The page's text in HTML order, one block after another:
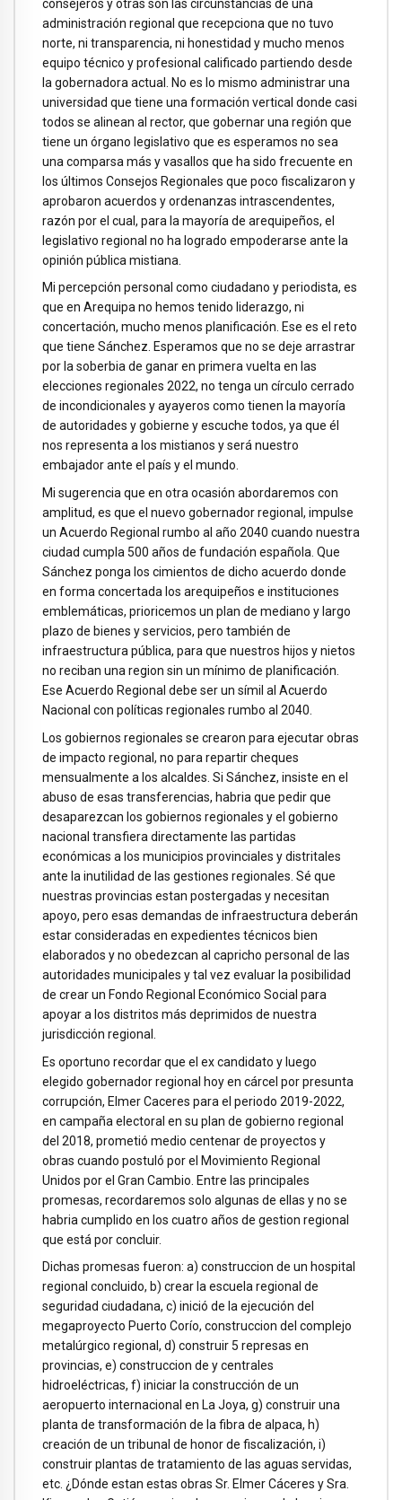
consejeros y otras son las circunstancias de una
administración regional que recepciona que no tuvo
norte, ni transparencia, ni honestidad y mucho menos
equipo técnico y profesional calificado partiendo desde
la gobernadora actual. No es lo mismo administrar una
universidad que tiene una formación vertical donde casi
todos se alinean al rector, que gobernar una región que
tiene un órgano legislativo que es esperamos no sea
una comparsa más y vasallos que ha sido frecuente en
los últimos Consejos Regionales que poco fiscalizaron y
aprobaron acuerdos y ordenanzas intrascendentes,
razón por el cual, para la mayoría de arequipeños, el
legislativo regional no ha logrado empoderarse ante la
opinión pública mistiana.
Mi percepción personal como ciudadano y periodista, es
que en Arequipa no hemos tenido liderazgo, ni
concertación, mucho menos planificación. Ese es el reto
que tiene Sánchez. Esperamos que no se deje arrastrar
por la soberbia de ganar en primera vuelta en las
elecciones regionales 2022, no tenga un círculo cerrado
de incondicionales y ayayeros como tienen la mayoría
de autoridades y gobierne y escuche todos, ya que él
nos representa a los mistianos y será nuestro
embajador ante el país y el mundo.
Mi sugerencia que en otra ocasión abordaremos con
amplitud, es que el nuevo gobernador regional, impulse
un Acuerdo Regional rumbo al año 2040 cuando nuestra
ciudad cumpla 500 años de fundación española. Que
Sánchez ponga los cimientos de dicho acuerdo donde
en forma concertada los arequipeños e instituciones
emblemáticas, prioricemos un plan de mediano y largo
plazo de bienes y servicios, pero también de
infraestructura pública, para que nuestros hijos y nietos
no reciban una region sin un mínimo de planificación.
Ese Acuerdo Regional debe ser un símil al Acuerdo
Nacional con políticas regionales rumbo al 2040.
Los gobiernos regionales se crearon para ejecutar obras
de impacto regional, no para repartir cheques
mensualmente a los alcaldes. Si Sánchez, insiste en el
abuso de esas transferencias, habria que pedir que
desaparezcan los gobiernos regionales y el gobierno
nacional transfiera directamente las partidas
económicas a los municipios provinciales y distritales
ante la inutilidad de las gestiones regionales. Sé que
nuestras provincias estan postergadas y necesitan
apoyo, pero esas demandas de infraestructura deberán
estar consideradas en expedientes técnicos bien
elaborados y no obedezcan al capricho personal de las
autoridades municipales y tal vez evaluar la posibilidad
de crear un Fondo Regional Económico Social para
apoyar a los distritos más deprimidos de nuestra
jurisdicción regional.
Es oportuno recordar que el ex candidato y luego
elegido gobernador regional hoy en cárcel por presunta
corrupción, Elmer Caceres para el periodo 2019-2022,
en campaña electoral en su plan de gobierno regional
del 2018, prometió medio centenar de proyectos y
obras cuando postuló por el Movimiento Regional
Unidos por el Gran Cambio. Entre las principales
promesas, recordaremos solo algunas de ellas y no se
habria cumplido en los cuatro años de gestion regional
que está por concluir.
Dichas promesas fueron: a) construccion de un hospital
regional concluido, b) crear la escuela regional de
seguridad ciudadana, c) inició de la ejecución del
megaproyecto Puerto Corío, construccion del complejo
metalúrgico regional, d) construir 5 represas en
provincias, e) construccion de y centrales
hidroeléctricas, f) iniciar la construcción de un
aeropuerto internacional en La Joya, g) construir una
planta de transformación de la fibra de alpaca, h)
creación de un tribunal de honor de fiscalización, i)
construir plantas de tratamiento de las aguas servidas,
etc. ¿Dónde estan estas obras Sr. Elmer Cáceres y Sra.